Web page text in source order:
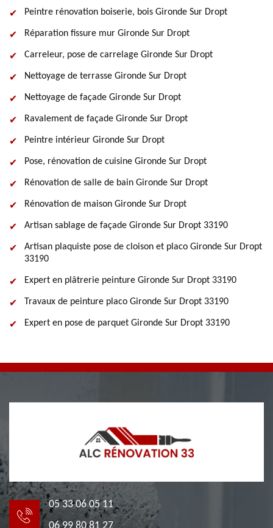
Peintre rénovation boiserie, bois Gironde Sur Dropt
Réparation fissure mur Gironde Sur Dropt
Carreleur, pose de carrelage Gironde Sur Dropt
Nettoyage de terrasse Gironde Sur Dropt
Nettoyage de façade Gironde Sur Dropt
Ravalement de façade Gironde Sur Dropt
Peintre intérieur Gironde Sur Dropt
Pose, rénovation de cuisine Gironde Sur Dropt
Rénovation de salle de bain Gironde Sur Dropt
Rénovation de maison Gironde Sur Dropt
Artisan sablage de façade Gironde Sur Dropt 33190
Artisan plaquiste pose de cloison et placo Gironde Sur Dropt
33190
Expert en plâtrerie peinture Gironde Sur Dropt 33190
Travaux de peinture placo Gironde Sur Dropt 33190
Expert en pose de parquet Gironde Sur Dropt 33190
05 33 06 05 11